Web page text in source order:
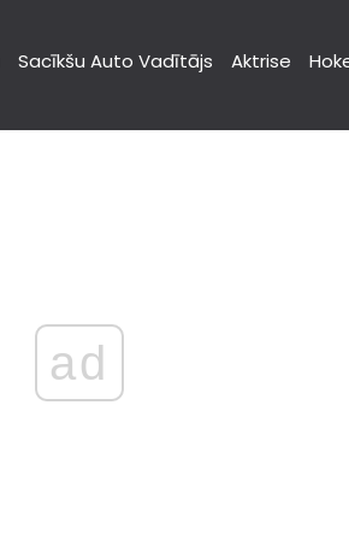
Sacīkšu Auto Vadītājs Aktrise
ad